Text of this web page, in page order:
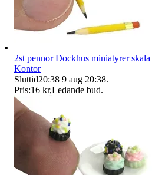
2st pennor Dockhus miniatyrer
Kontor
Sluttid20:38 9 aug 20:38.
Pris:16 kr,Ledande bud.